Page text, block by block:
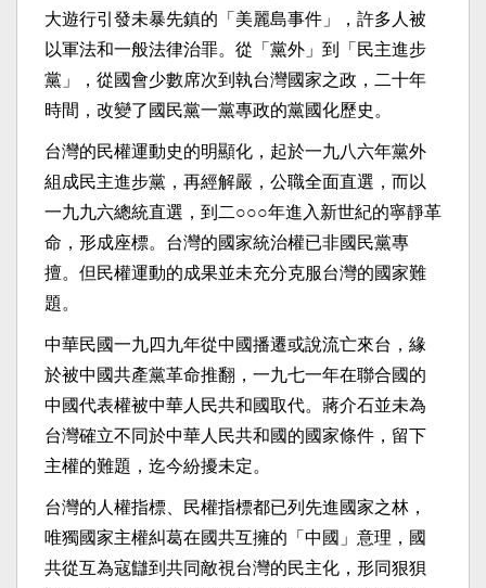
大遊行引發未暴先鎮的「美麗島事件」，許多人被
以軍法和一般法律治罪。從「黨外」到「民主進步
黨」，從國會少數席次到執台灣國家之政，二十年
時間，改變了國民黨一黨專政的黨國化歷史。
台灣的民權運動史的明顯化，起於一九八六年黨外
組成民主進步黨，再經解嚴，公職全面直選，而以
一九九六總統直選，到二○○○年進入新世紀的寧靜革
命，形成座標。台灣的國家統治權已非國民黨專
擅。但民權運動的成果並未充分克服台灣的國家難
題。
中華民國一九四九年從中國播遷或說流亡來台，緣
於被中國共產黨革命推翻，一九七一年在聯合國的
中國代表權被中華人民共和國取代。蔣介石並未為
台灣確立不同於中華人民共和國的國家條件，留下
主權的難題，迄今紛擾未定。
台灣的人權指標、民權指標都已列先進國家之林，
唯獨國家主權糾葛在國共互擁的「中國」意理，國
共從互為寇讎到共同敵視台灣的民主化，形同狠狽